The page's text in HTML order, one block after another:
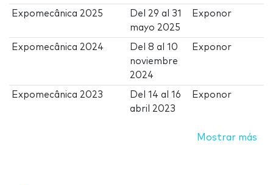
Expomecânica 2025 Del 29 al 31
mayo 2025
Exponor
Expomecânica 2024 Del8 al10
noviembre
2024
Exponor
Expomecânica 2023 Del14 al16
abril 2023
Exponor
Mostrar más